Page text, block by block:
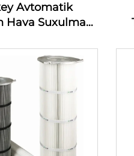
Avtomatik
Hava Suxulmaq
Filtri Seriyası
min)